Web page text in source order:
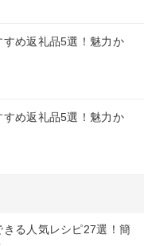
め返礼品5選！魅力か
め返礼品5選！魅力か
る人気レシピ27選！簡